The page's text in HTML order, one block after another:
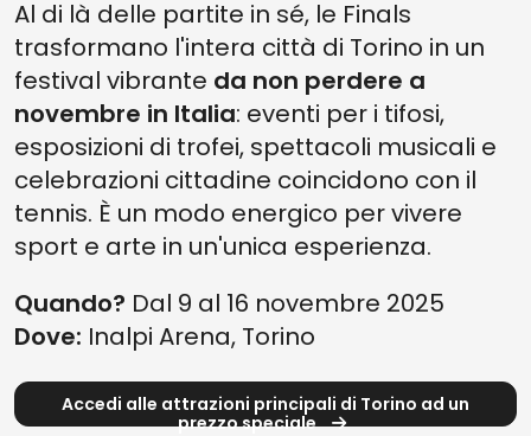
Al di là delle partite in sé, le Finals
trasformano l'intera città di Torino in un
festival vibrante da non perdere a
novembre in Italia: eventi per i tifosi,
esposizioni di trofei, spettacoli musicali e
celebrazioni cittadine coincidono con il
tennis. È un modo energico per vivere
sport e arte in un'unica esperienza.
Quando? Dal 9 al 16 novembre 2025
Dove: Inalpi Arena, Torino
Accedi alle attrazioni principali di Torino ad un
prezzo speciale